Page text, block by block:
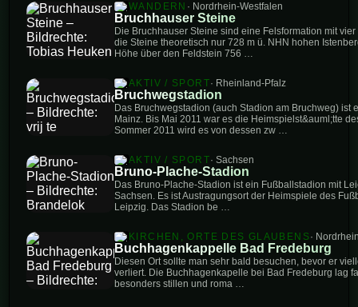
WANDERN · Nordrhein-Westfalen
Bruchhauser Steine
Die Bruchhauser Steine sind eine Felsformation mit
die Steine theoretisch nur 728 m ü. NHN hohen
Höhe über den Feldstein 756 …
AKTIV / SPORT· Rheinland-Pfalz
Bruchwegstadion
Das Bruchwegstadion (auch Stadion am Bruchweg) ist
Mainz. Bis Mai 2011 war es die Heimspielst&auml;tte
Sommer 2011 wird es von dessen zw …
AKTIV / SPORT· Sachsen
Bruno-Plache-Stadion
Das Bruno-Plache-Stadion ist ein Fußballstadion mit
Sachsen. Es ist Austragungsort der Heimspiele des
Leipzig. Das Stadion be …
KIRCHEN, ORTE DES GLAUBENS·
Buchhagenkappelle Bad Fredeburg
Diesen Ort sollte man sehr bald besuchen, bevor er
verliert. Die Buchhagenkapelle bei Bad Fredeburg lag
besonders stillen und roma …